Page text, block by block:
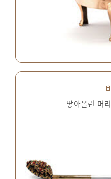
땋아올린 머